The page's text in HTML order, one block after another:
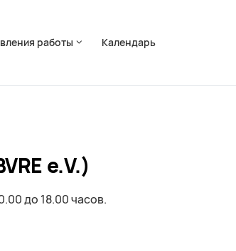
работы Календарь
e.V.)
до 18.00 часов.